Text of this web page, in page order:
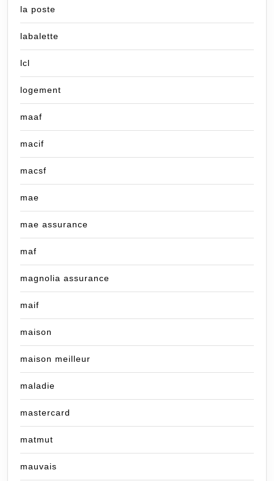
la poste
labalette
lcl
logement
maaf
macif
macsf
mae
mae assurance
maf
magnolia assurance
maif
maison
maison meilleur
maladie
mastercard
matmut
mauvais